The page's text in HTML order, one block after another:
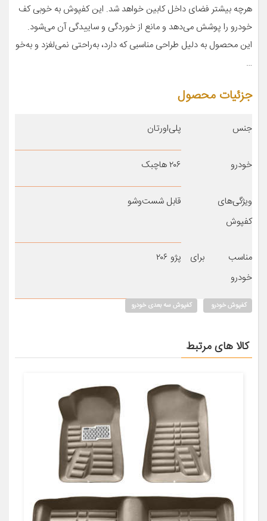
هرچه بیشتر فضای داخل کابین خواهد شد. این کفپوش به‌ خوبی کف
خودرو را پوشش می‌دهد و مانع از خوردگی و ساییدگی آن می‌شود.
این محصول به دلیل طراحی مناسبی که دارد، به‌راحتی نمی‌لغزد و به‌خو
…
جزئیات محصول
جنس پلی‌اورتان
خودرو ۲۰۶ هاچبک
ویژگی‌های
کفپوش
قابل شست‌وشو
مناسب برای
خودرو
پژو ۲۰۶
کفپوش خودرو کفپوش سه بعدی خودرو
کالا های مرتبط